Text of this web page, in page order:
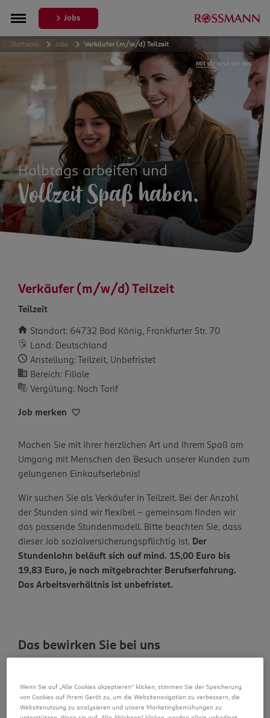
Jobs
Startseite Jobs Verkäufer (m/w/d) Teilzeit
Mit dir sind wir wir.
Halbtags arbeiten und
Vollzeit Spaß haben.
Verkäufer (m/w/d) Teilzeit
Teilzeit
Standort: 64732 Bad König, Frankfurter Str. 70
Land: Deutschland
Anstellung: Teilzeit, Unbefristet
Bereich: Filiale
Vergütung: Nach Tarif
Job merken
Machen Sie mit Ihrer herzlichen Art und Ihrem Spaß am
Umgang mit Menschen den Besuch unserer Kunden zum
gelungenen Einkaufserlebnis!
Wir suchen Sie als Verkäufer in Teilzeit. Bei der Anzahl
der Stunden sind wir flexibel – gemeinsam finden wir
das passende Stundenmodell. Bitte beachten Sie, dass
dieser Job sozialversicherungspflichtig ist. Der
Stundenlohn beläuft sich auf mind. 15,00 Euro bis
19,83 Euro, je nach mitgebrachter Berufserfahrung.
Das Arbeitsverhältnis ist unbefristet.
Das bewirken Sie bei uns
Pflege der Regale
Das Abschließen des Einkaufserlebnisses unserer
Wenn Sie auf „Alle Cookies akzeptieren“ klicken, stimmen Sie der Speicherung
von Cookies auf Ihrem Gerät zu, um die Websitenavigation zu verbessern, die
Websitenutzung zu analysieren und unsere Marketingbemühungen zu